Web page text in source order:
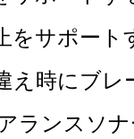
をサポー
え時にブ
ランスソ